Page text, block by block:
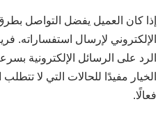
إذا كان العميل يفضل التواصل
الإلكتروني لإرسال
الرد على الرسائل الإلكترونية
الخيار مفيدًا للحالات التي لا
فعالًا.